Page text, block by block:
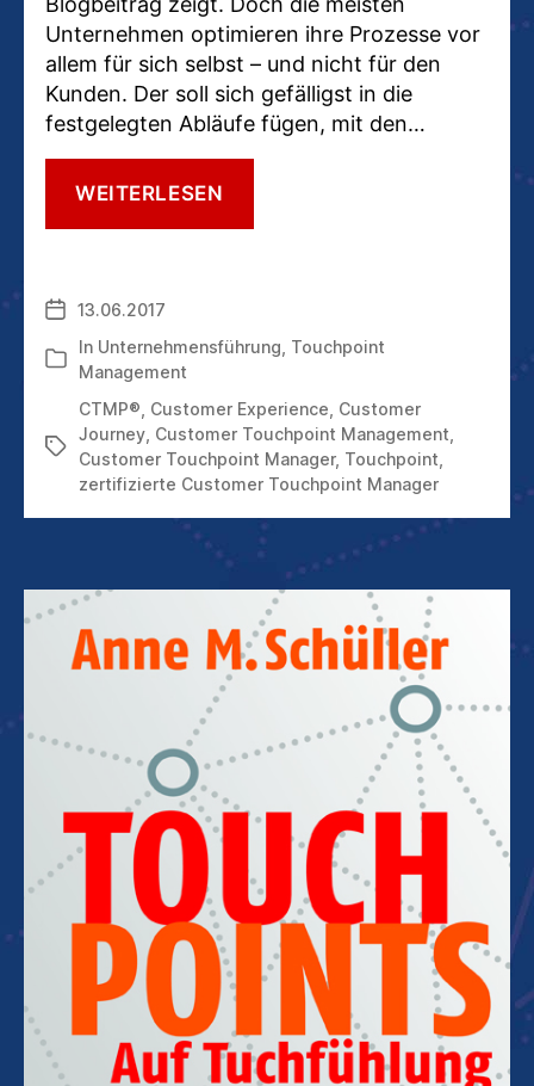
Unternehmen optimieren ihre Prozesse vor
allem für sich selbst – und nicht für den
Kunden. Der soll sich gefälligst in die
festgelegten Abläufe fügen, mit den…
WEITERLESEN
UNTERNEHMENSWEITEN
Veröffentlichungsdatum
13.06.2017
Kategorien
In Unternehmensführung Touchpoint
Management
Schlagwörter
CTMP® Customer Experience Customer
Journey Customer Touchpoint Management
Customer Touchpoint Manager, Touchpoint
zertifizierte Customer Touchpoint Manager